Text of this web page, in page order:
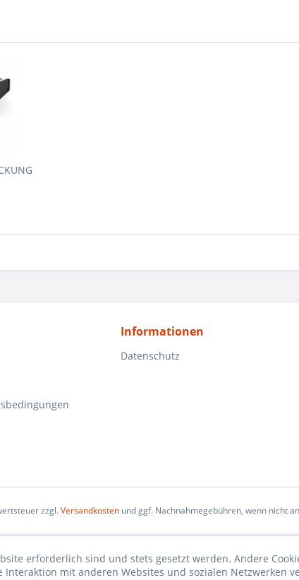
Informationen
Datenschutz
zzgl.Versandkostenund ggf. Nachnahmegebühren, wenn nicht
erforderlich sind und stets gesetzt werden. Andere
mit anderen Websites und sozialen Netzwerken